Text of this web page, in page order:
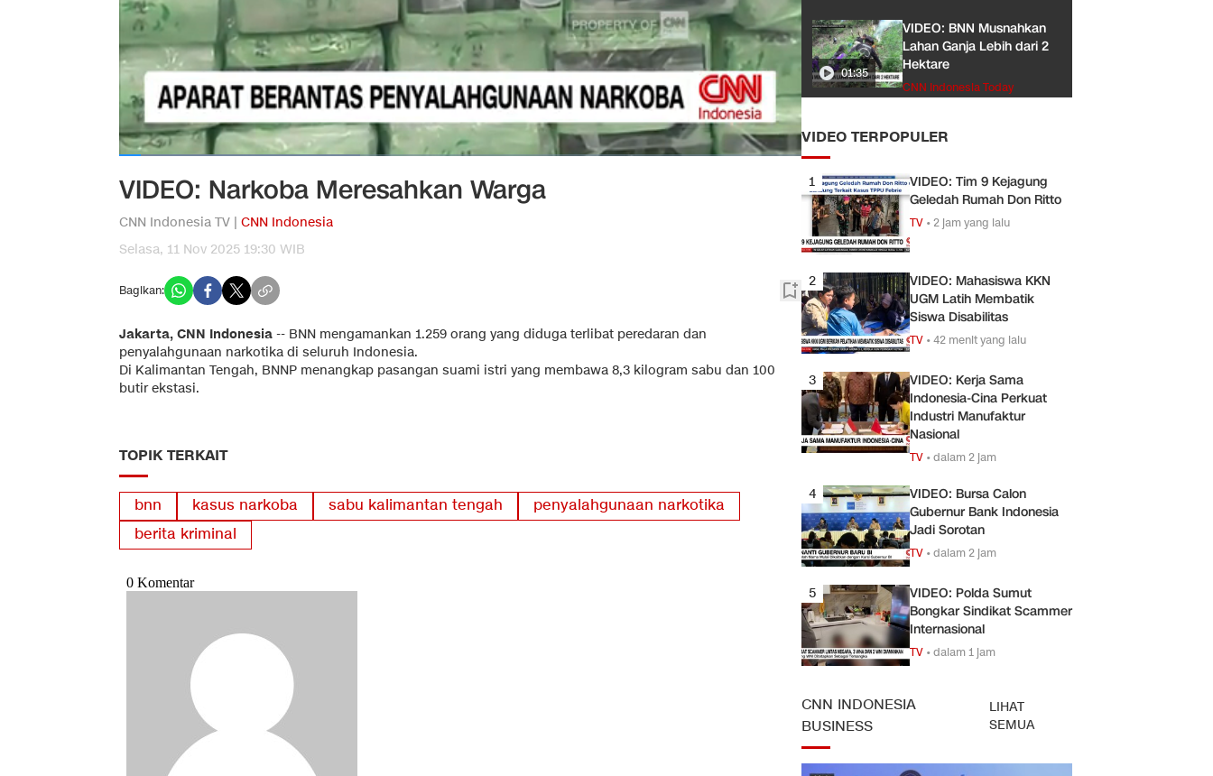
VIDEO: Narkoba Meresahkan Warga
CNN Indonesia TV | CNN Indonesia
Selasa, 11 Nov 2025 19:30 WIB
Bagikan:
Jakarta, CNN Indonesia -- BNN mengamankan 1.259 orang yang diduga terlibat peredaran dan
penyalahgunaan narkotika di seluruh Indonesia.
Di Kalimantan Tengah, BNNP menangkap pasangan suami istri yang membawa 8,3 kilogram sabu dan 100
butir ekstasi.
TOPIK TERKAIT
bnn kasus narkoba sabu kalimantan tengah
penyalahgunaan narkotika
berita kriminal
01:35
VIDEO: BNN Musnahkan
Lahan Ganja Lebih dari 2
Hektare
CNN Indonesia Today
VIDEO TERPOPULER
1
VIDEO: Tim 9 Kejagung
Geledah Rumah Don Ritto
TV •2 jam yang lalu
2
VIDEO: Mahasiswa KKN
UGM Latih Membatik
Siswa Disabilitas
TV •42 menit yang lalu
3
VIDEO: Kerja Sama
Indonesia-Cina Perkuat
Industri Manufaktur
Nasional
TV •dalam 2 jam
4
VIDEO: Bursa Calon
Gubernur Bank Indonesia
Jadi Sorotan
TV •dalam 2 jam
5
VIDEO: Polda Sumut
Bongkar Sindikat Scammer
Internasional
TV •dalam 1 jam
CNN INDONESIA
BUSINESS
LIHAT
SEMUA